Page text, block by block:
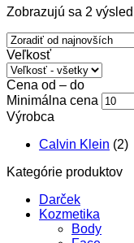
Zobrazujú sa 2
Veľkosť
Cena od – do
Minimálna cena
Výrobca
Calvin Klein (2)
Kategórie produktov
Darček
Kozmetika
Body